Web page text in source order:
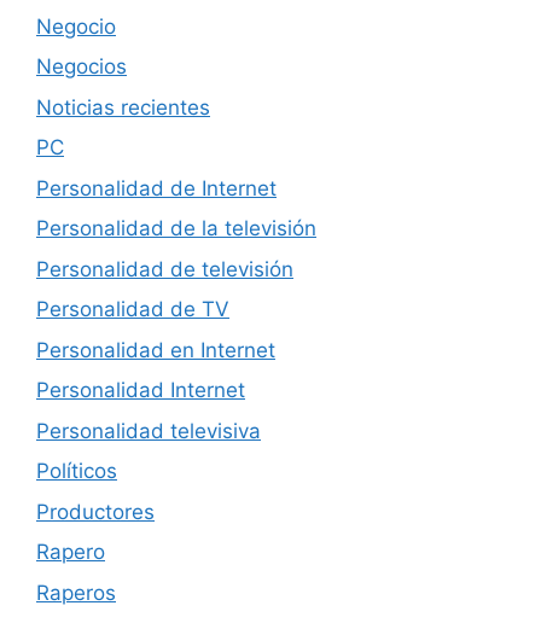
Negocio
Negocios
Noticias recientes
PC
Personalidad de Internet
Personalidad de la televisión
Personalidad de televisión
Personalidad de TV
Personalidad en Internet
Personalidad Internet
Personalidad televisiva
Políticos
Productores
Rapero
Raperos